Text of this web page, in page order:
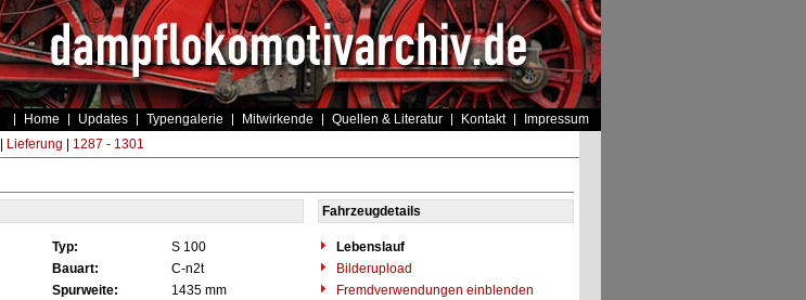
Home Updates Typengalerie Mitwirkende Quellen & Literatur Kontakt Impressum
Lieferung 1287 - 1301
Fahrzeugdetails
Typ: S 100
Lebenslauf
Bauart: C-n2t
Bilderupload
Spurweite: 1435 mm Fremdverwendungen einblenden